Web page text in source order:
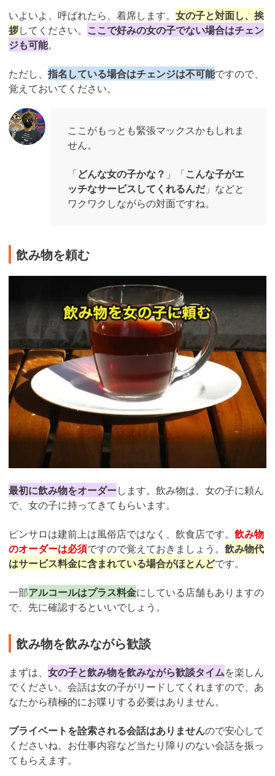
いよいよ、呼ばれたら、着席します。 女の子と対面し、挨
拶してください。 ここで好みの女の子でない場合はチェン
ジも可能。
ただし、 指名している場合はチェンジは不可能ですので、
覚えておいてください。
ここがもっとも緊張マックスかもしれま
せん。
「どんな女の子かな？ 」「こんな子がエ
ッチなサービスしてくれるんだ」などと
ワクワクしながらの対面ですね。
飲み物を頼む
最初に飲み物をオーダーします。飲み物は、女の子に頼ん
で、女の子に持ってきてもらいます。
ピンサロは建前上は風俗店ではなく、飲食店です。 飲み物
のオーダーは必須ですので覚えておきましょう。 飲み物代
はサービス料金に含まれている場合がほとんどです。
一部アルコールはプラス料金にしている店舗もありますの
で、先に確認するといいでしょう。
飲み物を飲みながら歓談
まずは、 女の子と飲み物を飲みながら歓談タイムを楽しん
でください。会話は女の子がリードしてくれますので、あ
なたから積極的にお喋りする必要はありません。
プライベートを詮索される会話はありませんので安心して
くださいね。お仕事内容など当たり障りのない会話を振っ
てもらえます。